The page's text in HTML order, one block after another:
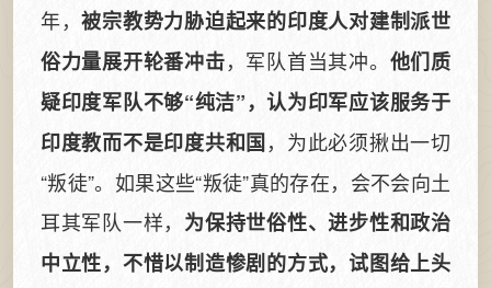
年，被宗教势力胁迫起来的印度人对建制派世
俗力量展开轮番冲击，军队首当其冲。 他们质
疑印度军队不够“纯洁”，认为印军应该服务于
印度教而不是印度共和国，为此必须揪出一切
“叛徒”。如果这些“叛徒”真的存在，会不会向土
耳其军队一样， 为保持世俗性、进步性和政治
中立性，不惜以制造惨剧的方式，试图给上头